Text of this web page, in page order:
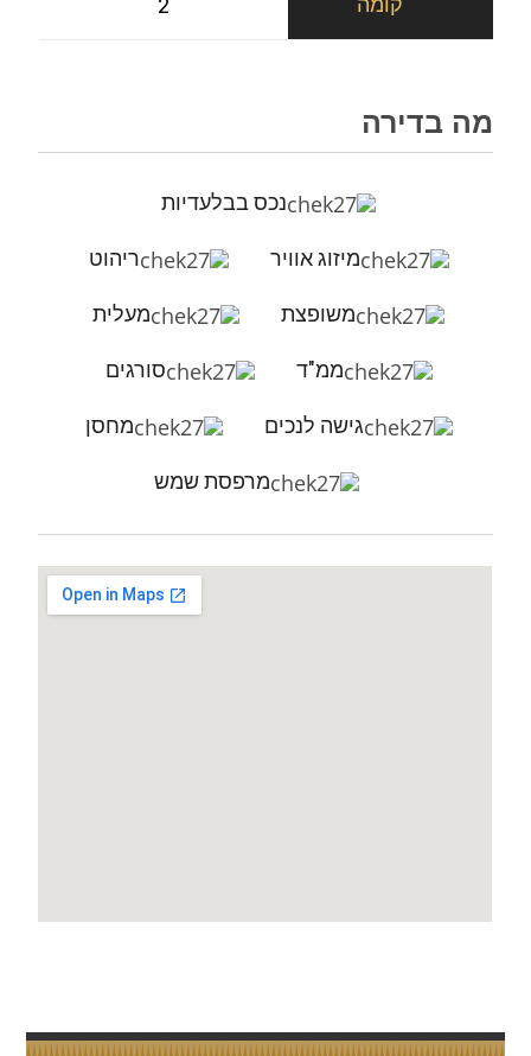
2
מה בדירה
נכס בבלעדיות
מיזוג אוויר ריהוט
משופצת מעלית
ממ"ד סורגים
גישה לנכים מחסן
מרפסת שמש